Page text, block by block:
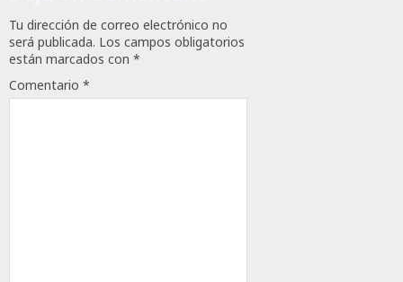
Tu dirección de correo electrónico no
será publicada. Los campos obligatorios
están marcados con *
Comentario *